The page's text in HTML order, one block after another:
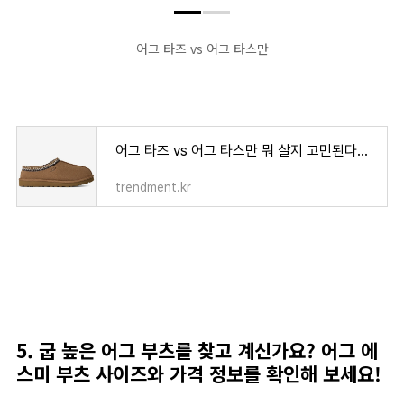
어그 타즈 vs 어그 타스만
어그 타즈 vs 어그 타스만 뭐 살지 고민된다면?어그 특징 비교 정리
trendment.kr
5. 굽 높은 어그 부츠를 찾고 계신가요? 어그 에
스미 부츠 사이즈와 가격 정보를 확인해 보세요!